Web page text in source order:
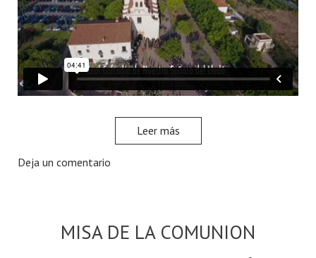
Leer más
Deja un comentario
MISA DE LA COMUNION